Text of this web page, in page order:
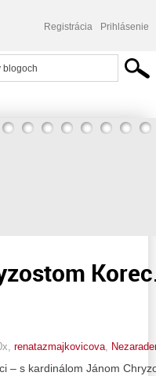
Registrácia Prihlásenie
in pace.
renatazmajkovicova
– s kardinálom Jánom